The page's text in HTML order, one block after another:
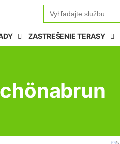
Search
for:
ZASTREŠENIE TERASY